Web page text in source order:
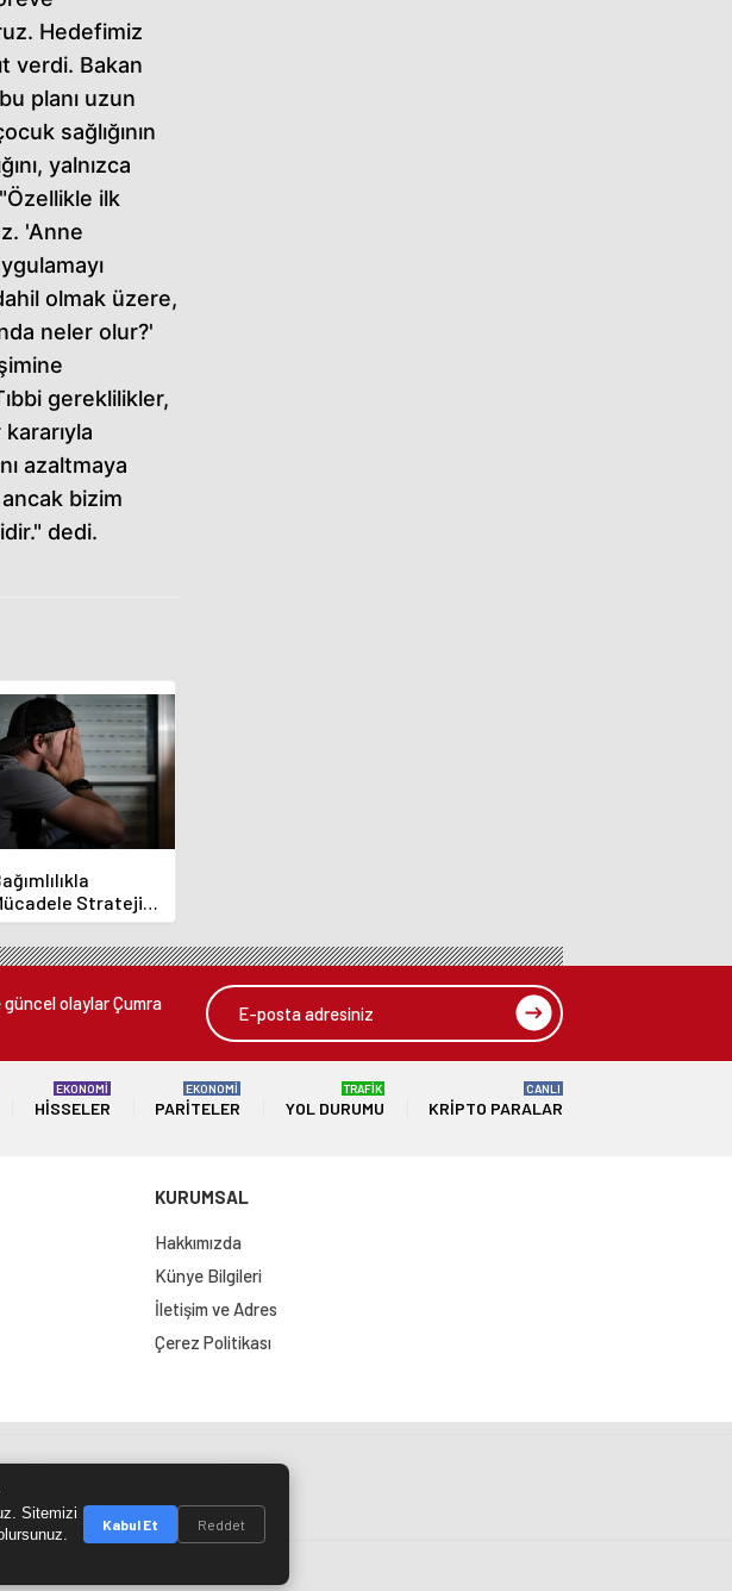
Hedefimiz
verdi. Bakan
planı uzun
sağlığının
yalnızca
ilk
'Anne
olmak üzere,
neler olur?'
gereklilikler,
azaltmaya
bizim
dedi.
Stratejisi
olaylar Çumra
HISSELER
EKONOMİ
PARITELER
EKONOMİ
YOL DURUMU
TRAFİK
KRIPTO PARALAR
CANLI
KURUMSAL
Hakkımızda
Künye Bilgileri
İletişim ve Adres
Çerez Politikası
Sitemizi
Kabul Et Reddet